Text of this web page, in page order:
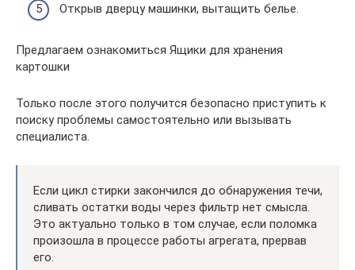
Открыв дверцу машинки, вытащить белье.
Предлагаем ознакомиться Ящики для хранения
картошки
Только после этого получится безопасно приступить к
поиску проблемы самостоятельно или вызывать
специалиста.
Если цикл стирки закончился до обнаружения течи,
сливать остатки воды через фильтр нет смысла.
Это актуально только в том случае, если поломка
произошла в процессе работы агрегата, прервав
его.